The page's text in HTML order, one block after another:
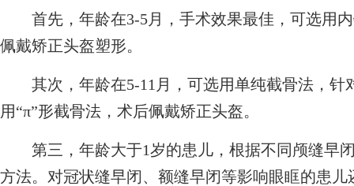
首先，年龄在3-5月，手术效果最佳，可选用内
佩戴矫正头盔塑形。
其次，年龄在5-11月，可选用单纯截骨法，针
用“π”形截骨法，术后佩戴矫正头盔。
第三，年龄大于1岁的患儿，根据不同颅缝早
方法。对冠状缝早闭、额缝早闭等影响眼眶的患